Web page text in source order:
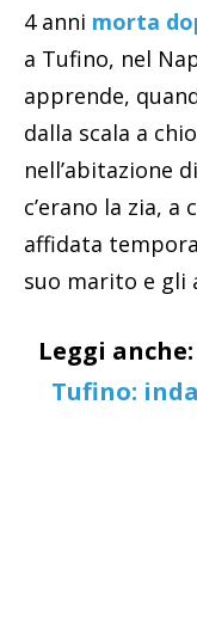
4 anni morta
a Tufino, nel
apprende,
dalla scala a
nell’abitazione
c’erano la zia,
affidata
suo marito e gli
Leggi anche:
Tufino: